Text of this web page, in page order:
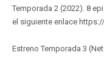
Temporada 2 (2022). 8
el siguiente enlace
Estreno Temporada 3